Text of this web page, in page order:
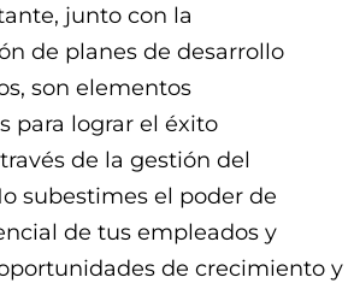
junto con la
de planes de desarrollo
son elementos
para lograr el éxito
de la gestión del
subestimes el poder de
de tus empleados y
de crecimiento y